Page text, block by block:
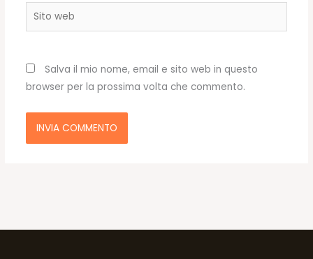
Sito
web
Salva il mio nome, email e sito web in questo
browser per la prossima volta che commento.